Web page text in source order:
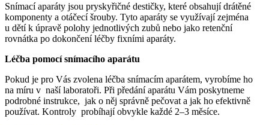
Snímací aparáty jsou pryskyřičné destičky, které obsahují drátěné
komponenty a otáčecí šrouby. Tyto aparáty se využívají zejména
u dětí k úpravě polohy jednotlivých zubů nebo jako retenční
rovnátka po dokončení léčby fixními aparáty.
Léčba pomocí snímacího aparátu
Pokud je pro Vás zvolena léčba snímacím aparátem, vyrobíme ho
na míru v naší laboratoři. Při předání aparátu Vám poskytneme
podrobné instrukce, jak o něj správně pečovat a jak ho efektivně
používat. Kontroly probíhají obvykle každé 2–3 měsíce.